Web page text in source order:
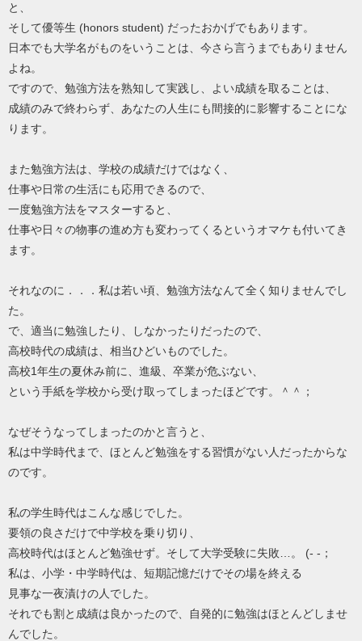
と、
そして優等生 (honors student) だったおかげでもあります。
日本でも大学名がものをいうことは、今さら言うまでもありません
よね。
ですので、勉強方法を熟知して実践し、よい成績を取ることは、
成績のみで終わらず、あなたの人生にも間接的に影響することにな
ります。
また勉強方法は、学校の成績だけではなく、
仕事や日常の生活にも応用できるので、
一度勉強方法をマスターすると、
仕事や日々の物事の進め方も変わってくるというオマケも付いてき
ます。
それなのに．．．私は若い頃、勉強方法なんて全く知りませんでし
た。
で、適当に勉強したり、しなかったりだったので、
高校時代の成績は、相当ひどいものでした。
高校1年生の夏休み前に、進級、卒業が危ぶない、
という手紙を学校から受け取ってしまったほどです。＾＾；
なぜそうなってしまったのかと言うと、
私は中学時代まで、ほとんど勉強をする習慣がない人だったからな
のです。
私の学生時代はこんな感じでした。
要領の良さだけで中学校を乗り切り、
高校時代はほとんど勉強せず。そして大学受験に失敗…。 (- -；
私は、小学・中学時代は、短期記憶だけでその場を終える
見事な一夜漬けの人でした。
それでも割と成績は良かったので、自発的に勉強はほとんどしませ
んでした。